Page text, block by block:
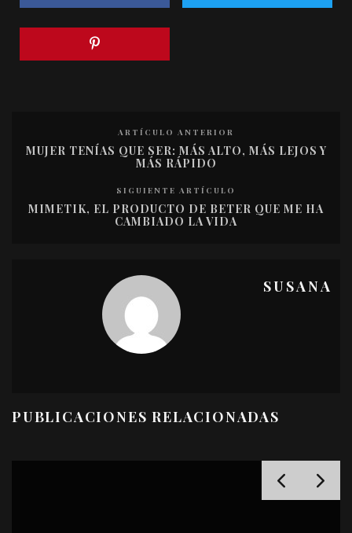
ARTÍCULO ANTERIOR
MUJER TENÍAS QUE SER: MÁS ALTO, MÁS LEJOS Y
MÁS RÁPIDO
SIGUIENTE ARTÍCULO
MIMETIK, EL PRODUCTO DE BETER QUE ME HA
CAMBIADO LA VIDA
SUSANA
PUBLICACIONES RELACIONADAS